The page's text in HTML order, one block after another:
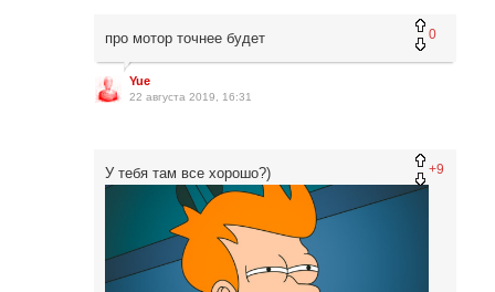
0
про мотор точнее будет
Yue
22 августа 2019, 16:31
+9
У тебя там все хорошо?)